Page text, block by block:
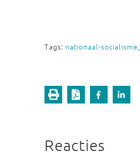
Tags: nationaal-socialisme,
Reacties